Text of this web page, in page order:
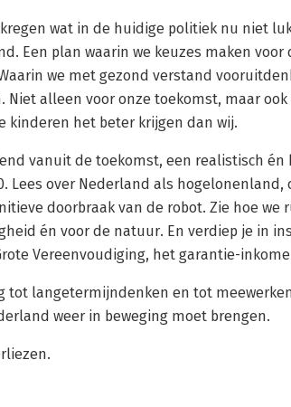
wat in de huidige politiek nu niet
Een plan waarin we keuzes maken
we met gezond verstand
Niet alleen voor onze toekomst, maar
kinderen het beter krijgen dan wij.
vanuit de toekomst, een realistisch én
Lees over Nederland als
doorbraak van de robot. Zie hoe we
én voor de natuur. En verdiep je in
Vereenvoudiging, het garantie-
tot langetermijndenken en tot
weer in beweging moet brengen.